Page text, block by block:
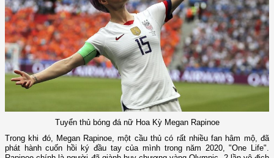
Tuyển thủ bóng đá nữ Hoa Kỳ Megan Rapinoe
Trong khi đó, Megan Rapinoe, một cầu thủ có rất nhiều fan hâm mộ, đã
phát hành cuốn hồi ký đầu tay của mình trong năm 2020, "One Life".